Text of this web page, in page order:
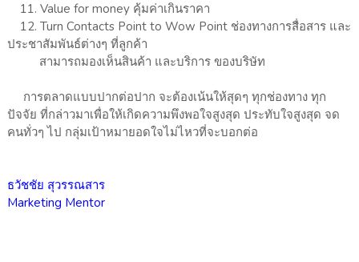
11. Value for money คุ้มค่าเกินราคา
12. Turn Contacts Point to Wow Point ช่องทางการสื่อสาร และ
ประชาสัมพันธ์ต่างๆ ที่ลูกค้า
สามารถมองเห็นสินค้า และบริการ ของบริษัท
การตลาดแบบปากต่อปาก จะต้องเน้นให้สุดๆ ทุกช่องทาง ทุก
ปัจจัย ที่กล่าวมาเพื่อให้เกิดความพึงพอใจสูงสุด ประทับใจสูงสุด จด
คนทั่วๆ ไป กลุ่มเป้าหมายอดใจไม่ไหวที่จะบอกต่อ
ธวัชชัย สุวรรณสาร
Marketing Mentor